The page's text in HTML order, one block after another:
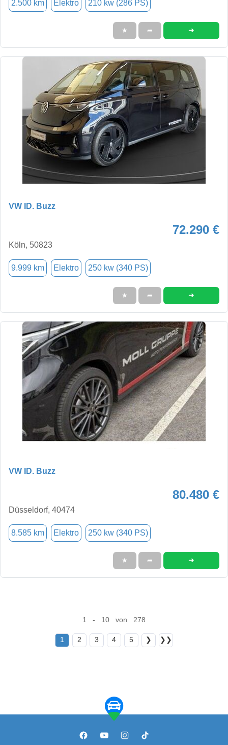
2.500 km Elektro 210 kw (286 PS)
★ ➦ ➜
VW ID. Buzz
72.290 €
Köln, 50823
9.999 km Elektro 250 kw (340 PS)
★ ➦ ➜
VW ID. Buzz
80.480 €
Düsseldorf, 40474
8.585 km Elektro 250 kw (340 PS)
★ ➦ ➜
1 - 10 von 278
1 2 3 4 5 ❯ ❯❯